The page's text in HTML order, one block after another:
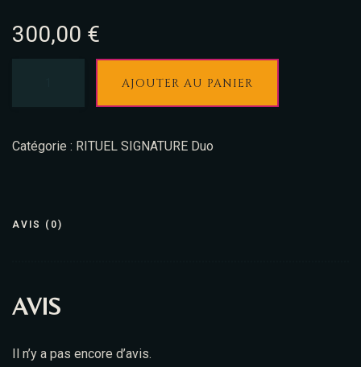
300,00 €
AJOUTER AU PANIER
Catégorie : RITUEL SIGNATURE Duo
AVIS (0)
AVIS
Il n’y a pas encore d’avis.